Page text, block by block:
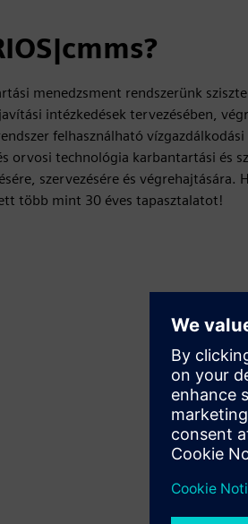
menedzsment rendszerünk
intézkedések tervezésében,
felhasználható
orvosi technológia karbantartási és
szervezésére és végrehajtására.
több mint 30 éves tapasztalatot!